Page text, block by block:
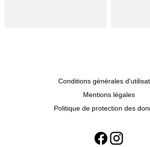
Conditions générales
Mentions légales
Politique de protection des